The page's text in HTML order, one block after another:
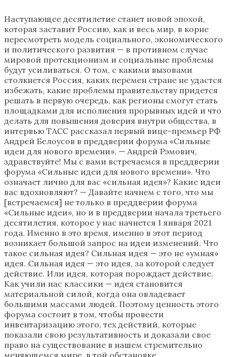
Наступающее десятилетие станет новой эпохой,
которая заставит Россию, как и весь мир, в корне
пересмотреть модель социального, экономического
и политического развития — в противном случае
мировой протекционизм и социальные проблемы
будут усиливаться. О том, с какими вызовами
столкнется Россия, каких перемен стране не удастся
избежать, какие проблемы правительству придется
решать в первую очередь, как регионы смогут стать
площадками для исполнения прорывных идей и что
делать для повышения доверия внутри общества, в
интервью ТАСС рассказал первый вице-премьер РФ
Андрей Белоусов в преддверии форума «Сильные
идеи для нового времени». — Андрей Рэмович,
здравствуйте! Мы с вами встречаемся в преддверии
форума «Сильные идеи для нового времени». Что
означает лично для вас «сильная идея»? Какие идеи
вас вдохновляют? — Давайте начнем с того, что мы
[встречаемся] не только в преддверии форума
«Сильные идеи», но и в преддверии начала третьего
десятилетия, которое у нас начнется 1 января 2021
года. Именно в это время, именно в этот период
возникает большой запрос на идеи изменений. Что
такое сильная идея? Сильная идея — это не «умная»
идея. Сильная идея — это идея, за которой следует
действие. Или идея, которая порождает действие.
Как учили нас классики — идея становится
материальной силой, когда она овладевает
большими массами людей. Поэтому ценность этого
форума состоит в том, чтобы провести
инвентаризацию этого, тех действий, которые
показали свою результативность и доказали свое
право на существование в нашем стремительно
меняющемся мире, в той обстановке